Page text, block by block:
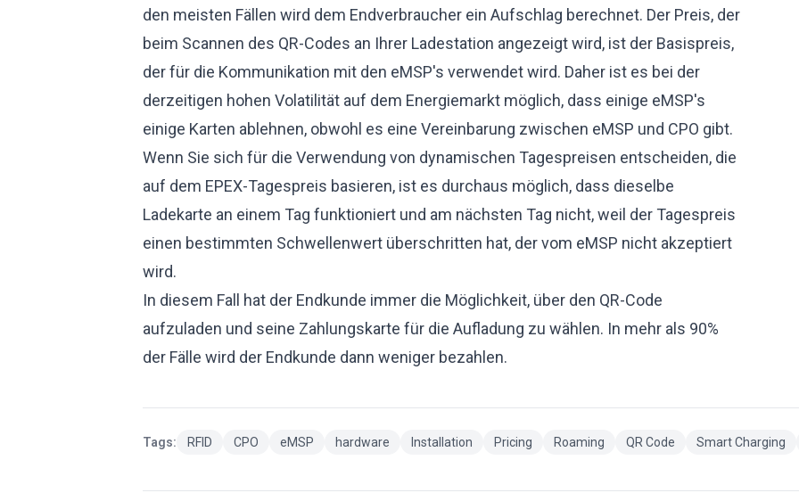
den meisten Fällen wird dem Endverbraucher ein Aufschlag berechnet. Der Preis, der
beim Scannen des QR-Codes an Ihrer Ladestation angezeigt wird, ist der Basispreis,
der für die Kommunikation mit den eMSP's verwendet wird. Daher ist es bei der
derzeitigen hohen Volatilität auf dem Energiemarkt möglich, dass einige eMSP's
einige Karten ablehnen, obwohl es eine Vereinbarung zwischen eMSP und CPO gibt.
Wenn Sie sich für die Verwendung von dynamischen Tagespreisen entscheiden, die
auf dem EPEX-Tagespreis basieren, ist es durchaus möglich, dass dieselbe
Ladekarte an einem Tag funktioniert und am nächsten Tag nicht, weil der Tagespreis
einen bestimmten Schwellenwert überschritten hat, der vom eMSP nicht akzeptiert
wird.
In diesem Fall hat der Endkunde immer die Möglichkeit, über den QR-Code
aufzuladen und seine Zahlungskarte für die Aufladung zu wählen. In mehr als 90%
der Fälle wird der Endkunde dann weniger bezahlen.
Tags: RFID CPO eMSP hardware Installation Pricing Roaming QR Code Smart Charging